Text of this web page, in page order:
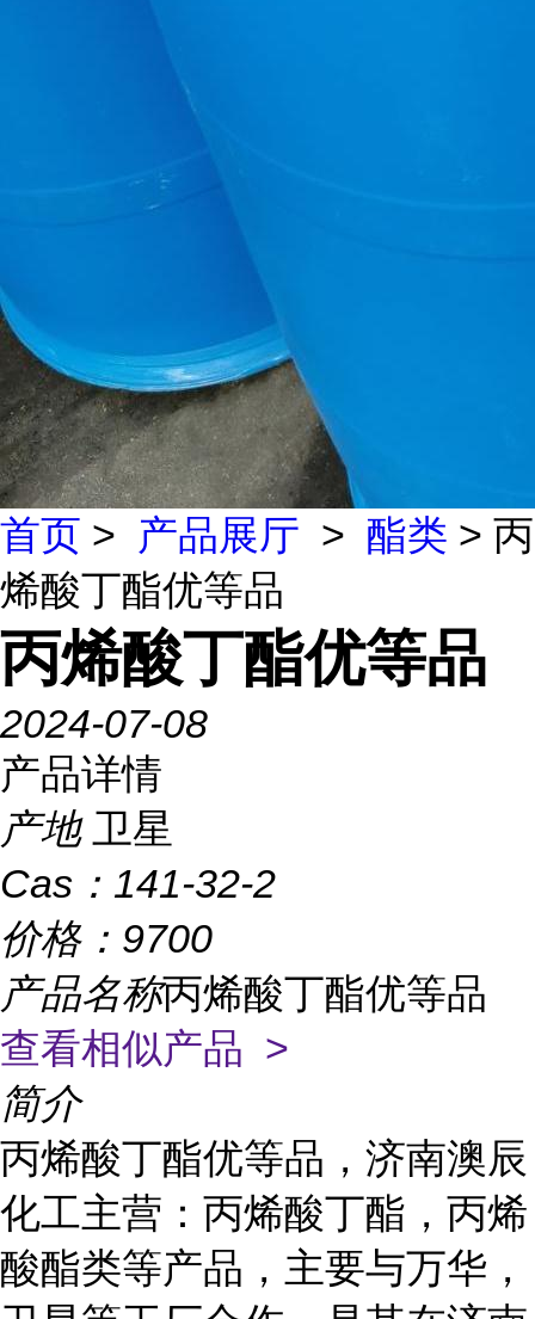
首页 > 产品展厅 > 酯类 > 丙
烯酸丁酯优等品
丙烯酸丁酯优等品
2024-07-08
产品详情
产地 卫星
Cas： 141-32-2
价格： 9700
产品名称丙烯酸丁酯优等品
查看相似产品 >
简介
丙烯酸丁酯优等品，济南澳辰
化工主营：丙烯酸丁酯，丙烯
酸酯类等产品，主要与万华，